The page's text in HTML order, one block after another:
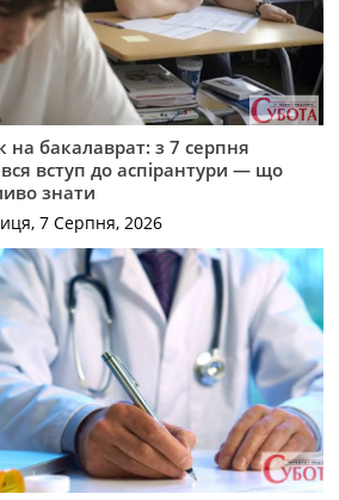
на бакалаврат: з 7 серпня
вступ до аспірантури — що
знати
7 Серпня, 2026